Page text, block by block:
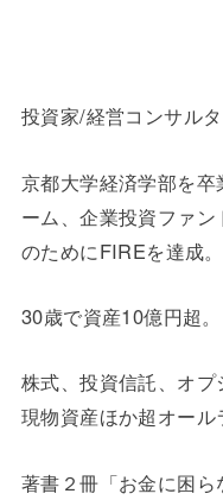
投資家/経営コンサル
京都大学経済学部を
ーム、企業投資ファ
のためにFIREを達成。
30歳で資産10億円超。
株式、投資信託、オプ
現物資産ほか超オール
著書２冊「お金に困